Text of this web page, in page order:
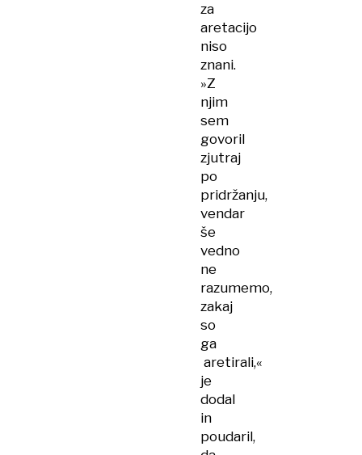
za
aretacijo
niso
znani.
»Z
njim
sem
govoril
zjutraj
po
pridržanju,
vendar
še
vedno
ne
razumemo,
zakaj
so
ga
aretirali,«
je
dodal
in
poudaril,